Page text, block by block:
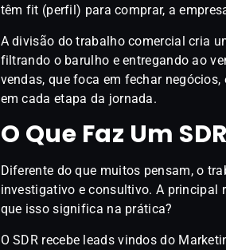
têm fit (perfil) para comprar, a
A divisão do trabalho comercial cria
filtrando o barulho e entregando ao
vendas, que foca em fechar
em cada etapa da jornada.
O Que Faz Um
Diferente do que muitos pensam, o
investigativo e consultivo. A principal
que isso significa na prática?
O SDR recebe leads vindos do